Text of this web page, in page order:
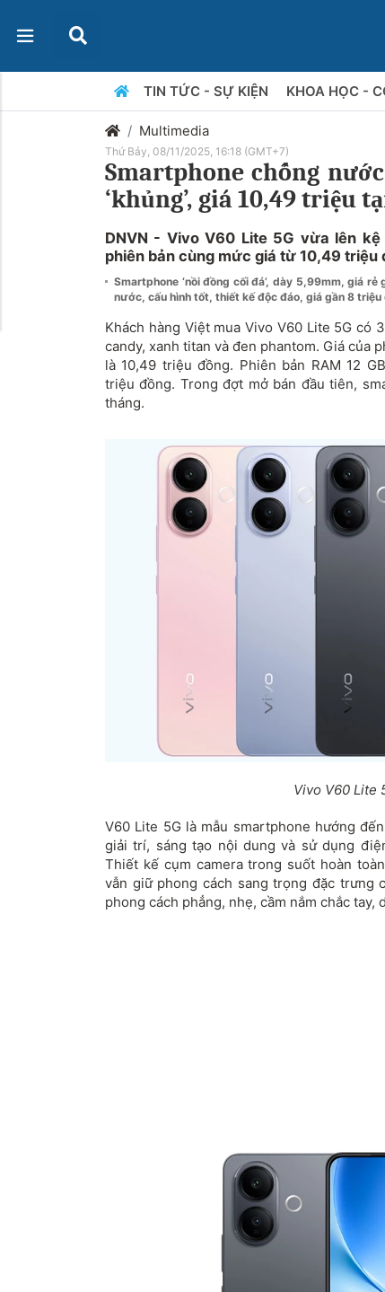
TIN TỨC - SỰ KIỆN KHOA HỌC -
Multimedia
Thứ Bảy, 08/11/2025, 16:18 (GMT+7)
Smartphone chống
‘khủng’, giá 10,49 triệu
DNVN - Vivo V60 Lite 5G vừa lên
phiên bản cùng mức giá từ 10,49 triệu
Smartphone ‘nồi đồng cối đá’, dày 5,99mm, giá rẻ
nước, cấu hình tốt, thiết kế độc đáo, giá gần 8 triệu
Khách hàng Việt mua Vivo V60 Lite 5G có
candy, xanh titan và đen phantom. Giá của
là 10,49 triệu đồng. Phiên bản RAM 12
triệu đồng. Trong đợt mở bán đầu tiên,
tháng.
Vivo V60 Lite
V60 Lite 5G là mẫu smartphone hướng
giải trí, sáng tạo nội dung và sử dụng
Thiết kế cụm camera trong suốt hoàn
vẫn giữ phong cách sang trọng đặc trưng
phong cách phẳng, nhẹ, cầm nắm chắc